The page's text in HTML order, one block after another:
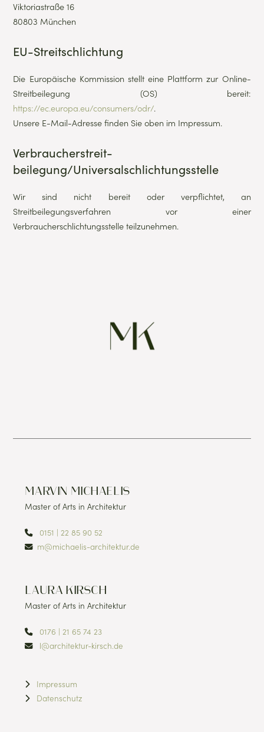
Viktoriastraße 16
80803 München
EU-Streitschlichtung
Die Europäische Kommission stellt eine Plattform zur Online-
Streitbeilegung (OS) bereit:
https://ec.europa.eu/consumers/odr/.
Unsere E-Mail-Adresse finden Sie oben im Impressum.
Verbraucher­streit­
beilegung/Universal­schlichtungs­stelle
Wir sind nicht bereit oder verpflichtet, an
Streitbeilegungsverfahren vor einer
Verbraucherschlichtungsstelle teilzunehmen.
MARVIN MICHAELIS
Master of Arts in Architektur
0151 | 22 85 90 52
m@michaelis-architektur.de
LAURA KIRSCH
Master of Arts in Architektur
0176 | 21 65 74 23
l@architektur-kirsch.de
Impressum
Datenschutz